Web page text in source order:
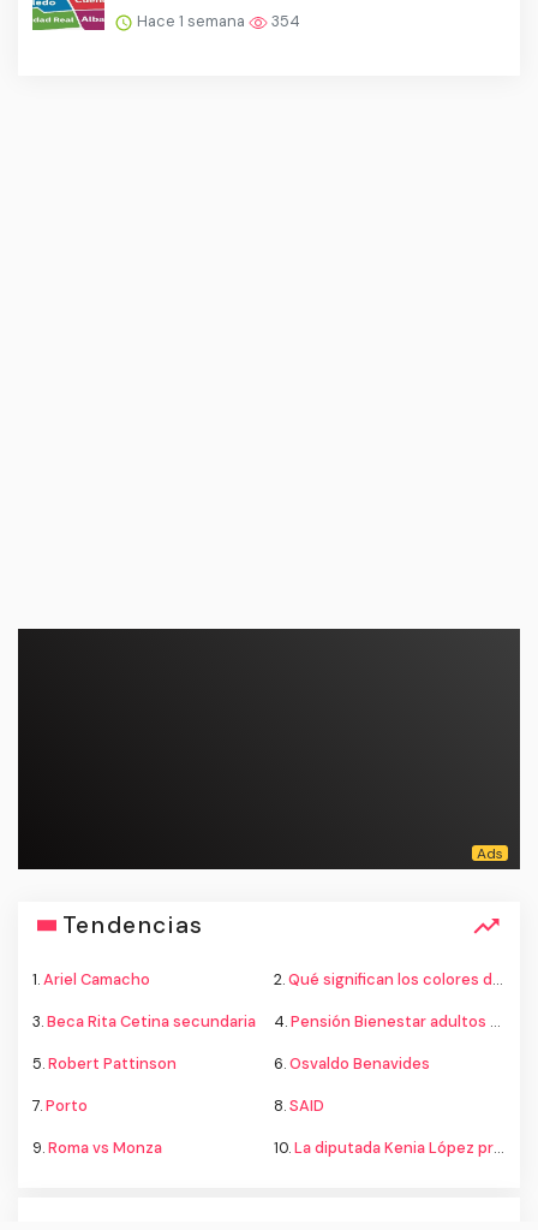
Hace 1 semana 354
Tendencias
1.Ariel Camacho 2.Qué significan los colores de la bandera
3.Beca Rita Cetina secundaria 4.Pensión Bienestar adultos mayores
5.Robert Pattinson 6.Osvaldo Benavides
7.Porto 8.SAID
9.Roma vs Monza 10.La diputada Kenia López propone cambiar el nombre del país a México